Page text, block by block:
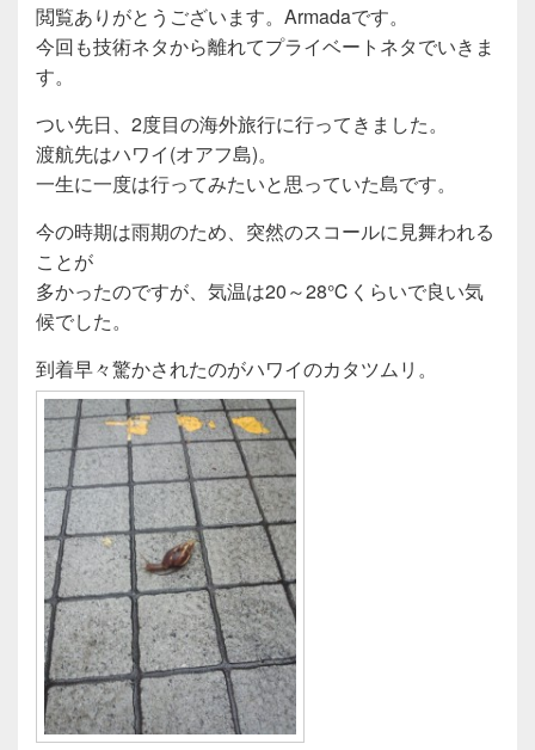
閲覧ありがとうございます。Armadaです。
今回も技術ネタから離れてプライベートネタでいきま
す。
つい先日、2度目の海外旅行に行ってきました。
渡航先はハワイ(オアフ島)。
一生に一度は行ってみたいと思っていた島です。
今の時期は雨期のため、突然のスコールに見舞われる
ことが
多かったのですが、気温は20～28℃くらいで良い気
候でした。
到着早々驚かされたのがハワイのカタツムリ。